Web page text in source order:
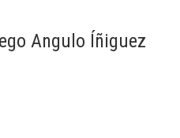
Angulo Íñiguez